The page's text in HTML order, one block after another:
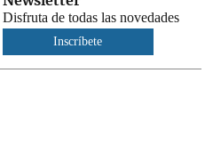
Disfruta de todas las novedades
Inscríbete